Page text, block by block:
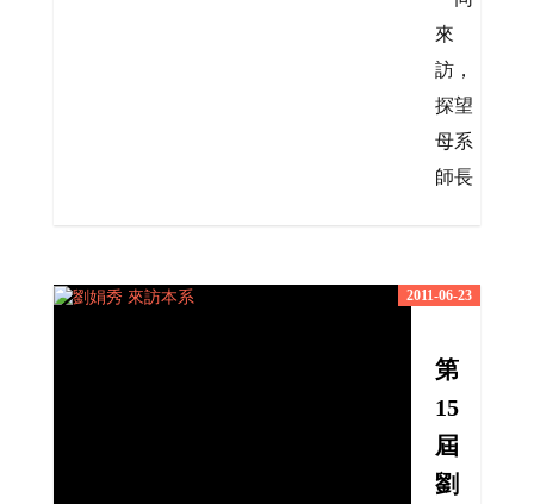
來
訪，
探望
母系
師長
2011-06-23
第
15
屆
劉